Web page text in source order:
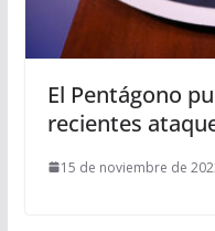
El Pentágono
recientes
15 de noviembre de